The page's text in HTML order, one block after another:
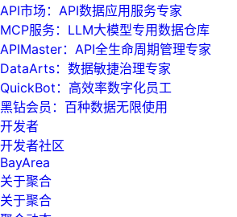
API市场：API数据应用服务专家
MCP服务：LLM大模型专用数据仓库
APIMaster：API全生命周期管理专家
DataArts：数据敏捷治理专家
QuickBot：高效率数字化员工
黑钻会员：百种数据无限使用
开发者
开发者社区
BayArea
关于聚合
关于聚合